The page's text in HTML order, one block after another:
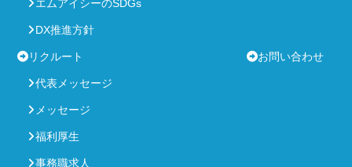
エムアイシーのSDGs
DX推進方針
リクルート
代表メッセージ
メッセージ
福利厚生
事務職求人
お問い合わせ